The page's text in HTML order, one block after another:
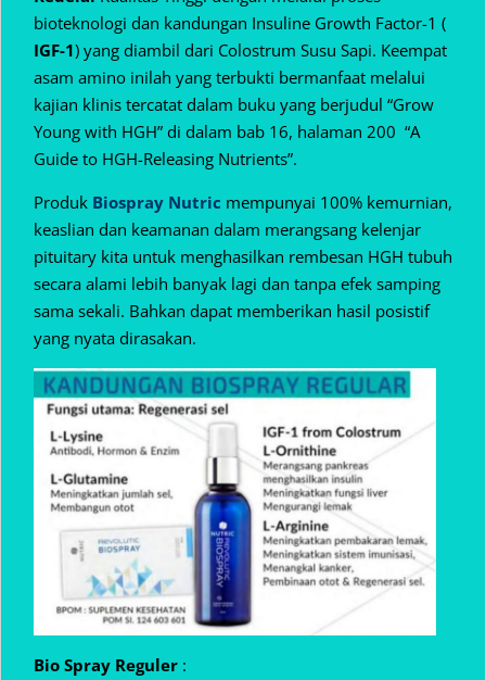
bioteknologi dan kandungan Insuline Growth Factor-1 (
IGF-1) yang diambil dari Colostrum Susu Sapi. Keempat
asam amino inilah yang terbukti bermanfaat melalui
kajian klinis tercatat dalam buku yang berjudul “Grow
Young with HGH” di dalam bab 16, halaman 200 “A
Guide to HGH-Releasing Nutrients”.
Produk Biospray Nutric mempunyai 100% kemurnian,
keaslian dan keamanan dalam merangsang kelenjar
pituitary kita untuk menghasilkan rembesan HGH tubuh
secara alami lebih banyak lagi dan tanpa efek samping
sama sekali. Bahkan dapat memberikan hasil posistif
yang nyata dirasakan.
Bio Spray Reguler :